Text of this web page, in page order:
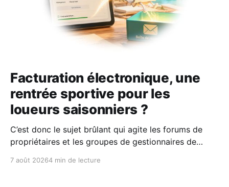
Facturation électronique, une
rentrée sportive pour les
loueurs saisonniers ?
C’est donc le sujet brûlant qui agite les forums de
propriétaires et les groupes de gestionnaires de
obligatoire débarque le 1er septembre 2026 et les
7 août 20264 min de lecture